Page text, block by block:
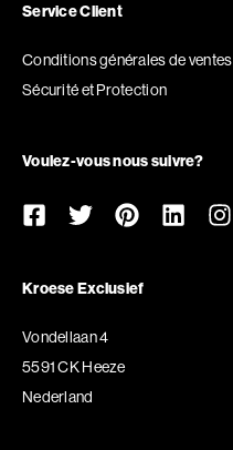
Service Client
Conditions générales de ventes
Sécurité et Protection
Voulez-vous nous suivre?
Kroese Exclusief
Vondellaan 4
5591 CK Heeze
Nederland